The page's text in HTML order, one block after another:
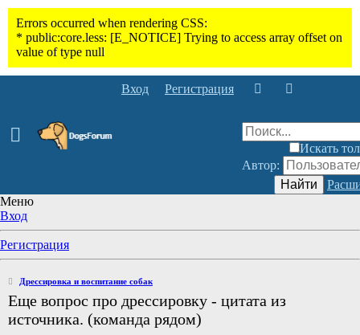
Вход Регистрация
Искать
Автор:
Найти
Меню
Вход
Регистрация
Дрессировка и воспитание собак
Еще вопрос про дрессировку - цитата из
источника. (команда рядом)